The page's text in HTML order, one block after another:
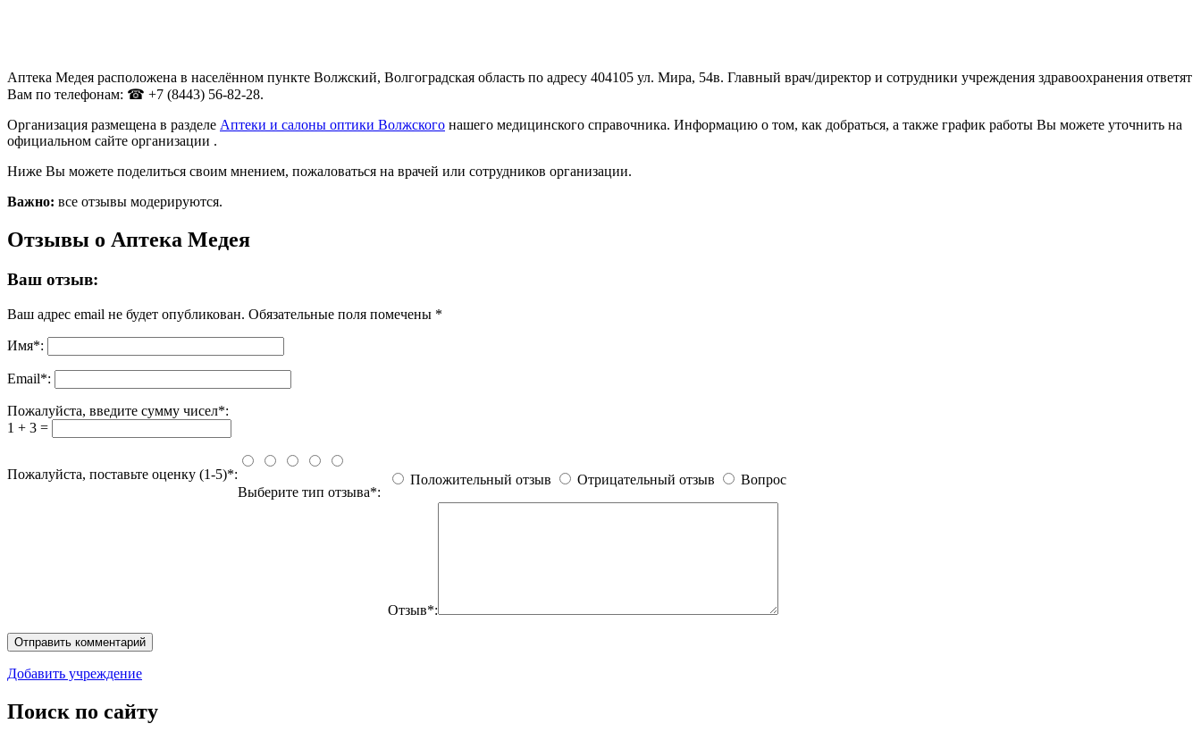
Аптека Медея расположена в населённом пункте Волжский, Волгоградская область по адресу 404105 ул. Мира, 54в. Главный врач/директор и сотрудники учреждения здравоохранения ответят
Вам по телефонам: ☎ +7 (8443) 56-82-28.
Организация размещена в разделе Аптеки и салоны оптики Волжского нашего медицинского справочника. Информацию о том, как добраться, а также график работы Вы можете уточнить на
официальном сайте организации .
Ниже Вы можете поделиться своим мнением, пожаловаться на врачей или сотрудников организации.
Важно: все отзывы модерируются.
Отзывы о Аптека Медея
Ваш отзыв:
Ваш адрес email не будет опубликован. Обязательные поля помечены *
Имя*:
Email*:
Пожалуйста, введите сумму чисел*:
1 + 3 =
Пожалуйста, поставьте оценку (1-5)*:
Выберите тип отзыва*:
Положительный отзыв Отрицательный отзыв Вопрос
Отзыв*:
Добавить учреждение
Поиск по сайту